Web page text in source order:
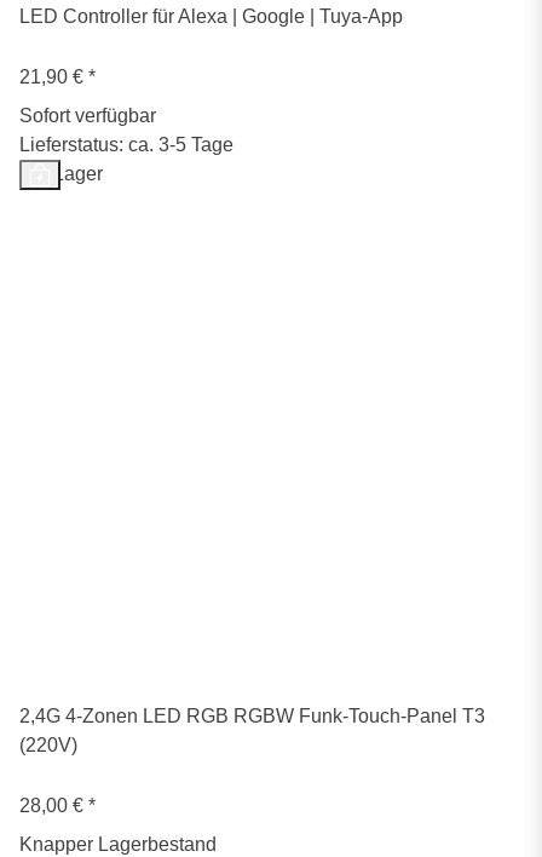
LED Controller für Alexa | Google | Tuya-App
21,90 € *
Sofort verfügbar
Lieferstatus: ca. 3-5 Tage
Auf Lager
2,4G 4-Zonen LED RGB RGBW Funk-Touch-Panel T3
(220V)
28,00 € *
Knapper Lagerbestand